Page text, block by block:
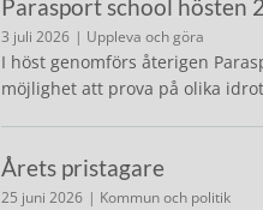
Parasport school hösten
3 juli 2026 | Uppleva och göra
I höst genomförs återigen
möjlighet att prova på olika
Årets pristagare
25 juni 2026 | Kommun och politik